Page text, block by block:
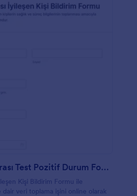
İyileşme Sonrası Test Pozitif Durum Formu
Kişi Bildirim Formu ile
veri toplama işini online olarak